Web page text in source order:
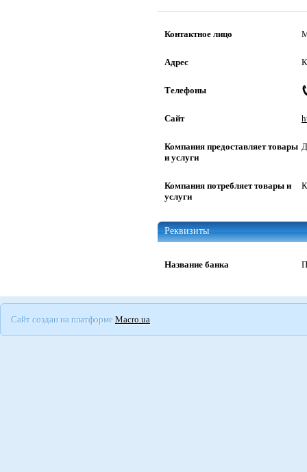
Контактное лицо
Адрес
Телефоны
Сайт
Компания предоставляет товары
и услуги
Компания потребляет товары и
услуги
Реквизиты
Название банка
Сайт создан на платформе Macro.ua